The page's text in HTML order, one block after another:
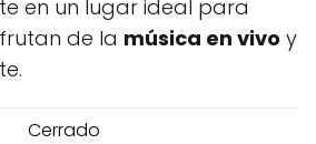
en un lugar ideal para
de la música en vivo y
Cerrado